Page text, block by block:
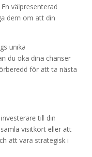
välpresenterad
dem om att din
unika
du öka dina chanser
för att ta nästa
till din
visitkort eller att
att vara strategisk i